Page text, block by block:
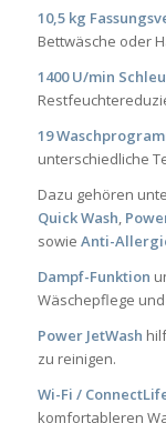
10,5 kg
Bettwäsche oder
1400 U/min
19
unterschiedliche
Dazu gehören
Quick Wash,
sowie Anti-
Dampf-Funktion
Wäschepflege
Power JetWash
zu reinigen.
Wi-Fi /
komfortableren